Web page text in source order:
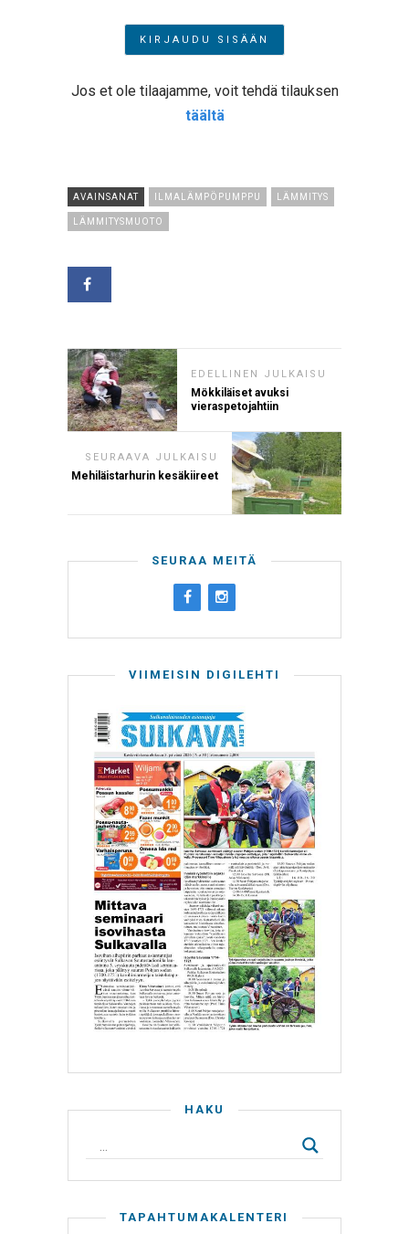
Jos et ole tilaajamme, voit tehdä tilauksen
täältä
AVAINSANAT ILMALÄMPÖPUMPPU LÄMMITYS
LÄMMITYSMUOTO
EDELLINEN JULKAISU
Mökkiläiset avuksi
vieraspetojahtiin
SEURAAVA JULKAISU
Mehiläistarhurin kesäkiireet
SEURAA MEITÄ
VIIMEISIN DIGILEHTI
HAKU
TAPAHTUMAKALENTERI